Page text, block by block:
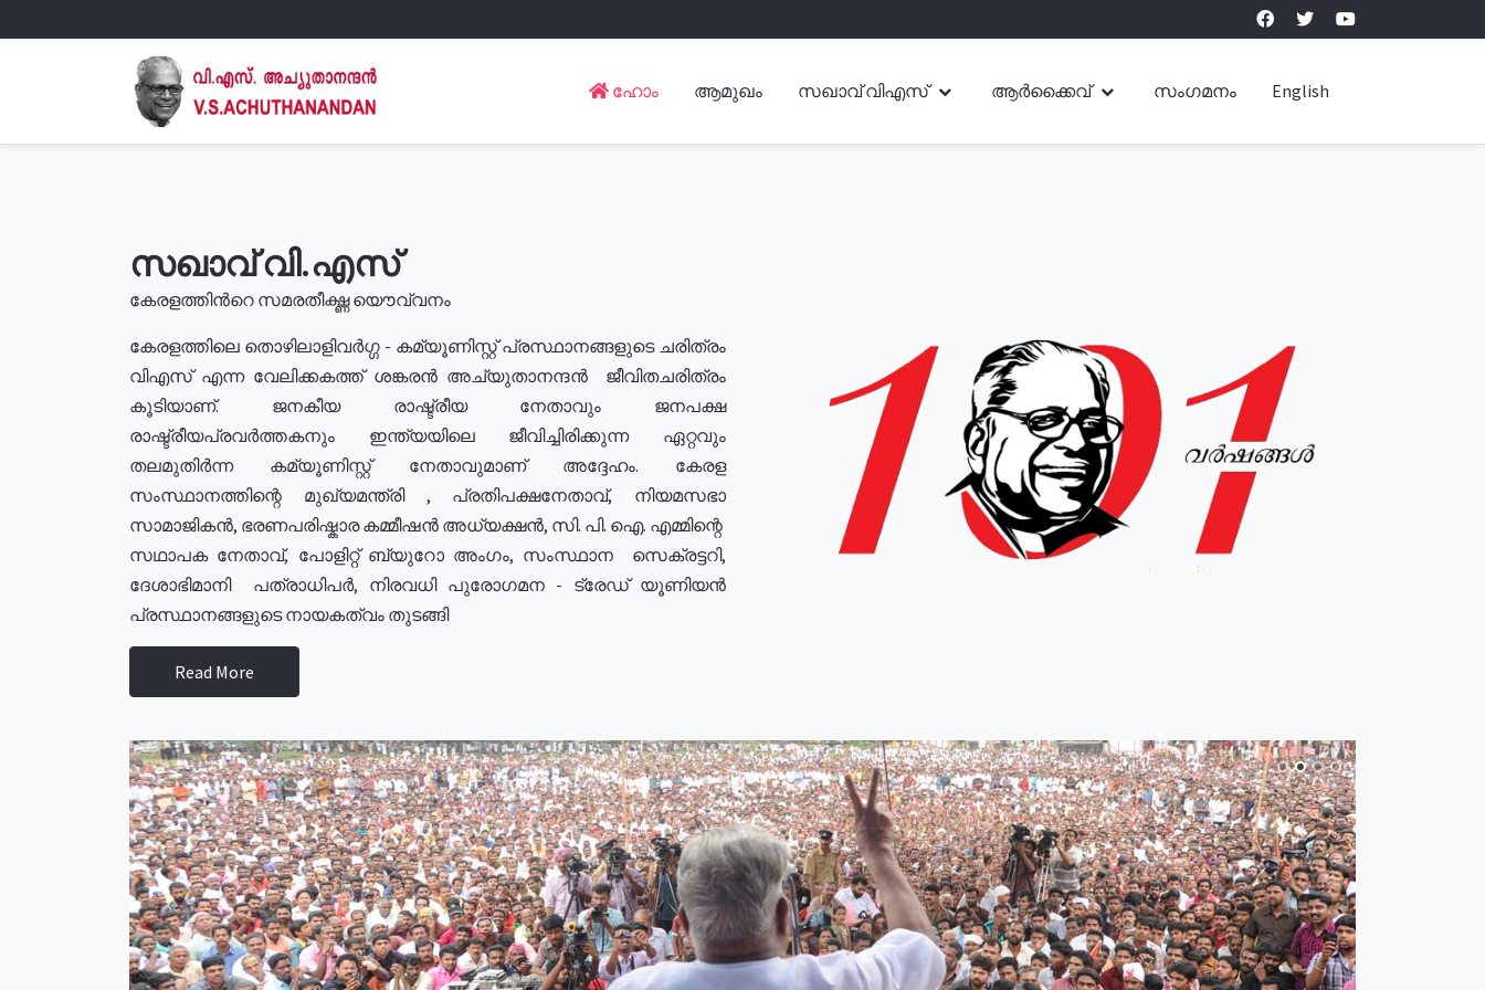
ഹോം ആമുഖം സഖാവ് വിഎസ് ആർക്കൈവ് സംഗമനം English
സഖാവ് വി.എസ്
കേരളത്തിൻറെ സമരതീക്ഷ്ണ യൌവ്വനം
കേരളത്തിലെ തൊഴിലാളിവർഗ്ഗ - കമ്യൂണിസ്റ്റ് പ്രസ്ഥാനങ്ങളുടെ ചരിത്രം
വിഎസ് എന്ന വേലിക്കകത്ത് ശങ്കരൻ അച്യുതാനന്ദൻ ജീവിതചരിത്രം
കൂടിയാണ്. ജനകീയ രാഷ്ട്രീയ നേതാവും ജനപക്ഷ
രാഷ്ട്രീയപ്രവർത്തകനും ഇന്ത്യയിലെ ജീവിച്ചിരിക്കുന്ന ഏറ്റവും
തലമുതിർന്ന കമ്യൂണിസ്റ്റ് നേതാവുമാണ് അദ്ദേഹം. കേരള
സംസ്ഥാനത്തിന്റെ മുഖ്യമന്ത്രി , പ്രതിപക്ഷനേതാവ്, നിയമസഭാ
സാമാജികൻ, ഭരണപരിഷ്കാര കമ്മീഷൻ അധ്യക്ഷൻ, സി. പി. ഐ. എമ്മിന്റെ
സഥാപക നേതാവ്, പോളിറ്റ് ബ്യുറോ അംഗം, സംസ്ഥാന സെക്രട്ടറി,
ദേശാഭിമാനി പത്രാധിപർ, നിരവധി പുരോഗമന - ട്രേഡ് യൂണിയൻ
പ്രസ്ഥാനങ്ങളുടെ നായകത്വം തുടങ്ങി
Read More